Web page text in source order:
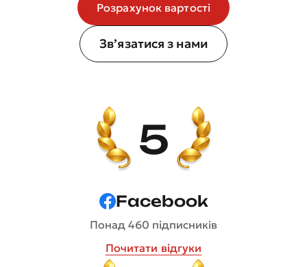
Розрахунок вартості
Зв’язатися з нами
5
Facebook
Понад 460 підписників
Почитати відгуки